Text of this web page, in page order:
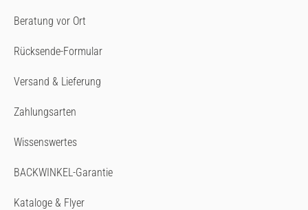
Beratung vor Ort
Rücksende-Formular
Versand & Lieferung
Zahlungsarten
Wissenswertes
BACKWINKEL-Garantie
Kataloge & Flyer